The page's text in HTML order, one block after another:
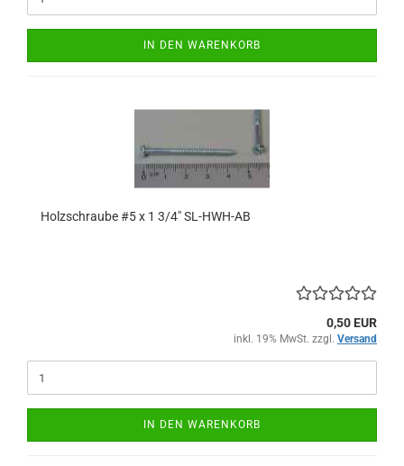
IN DEN WARENKORB
Holzschraube #5 x 1 3/4" SL-HWH-AB
0,50 EUR
inkl. 19% MwSt. zzgl. Versand
IN DEN WARENKORB